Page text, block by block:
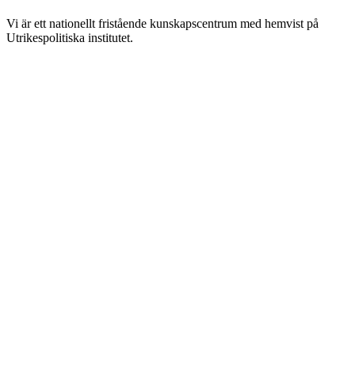
Vi är ett nationellt fristående kunskapscentrum med hemvist på
Utrikespolitiska institutet.